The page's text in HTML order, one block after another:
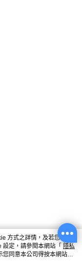
方式之詳情，及若您不希
定，請參閱本網站「 隱私
您同意本公司得按本網站使